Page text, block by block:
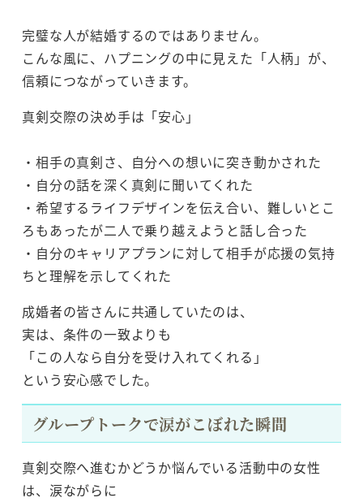
完璧な人が結婚するのではありません。
こんな風に、ハプニングの中に見えた「人柄」が、
信頼につながっていきます。
真剣交際の決め手は「安心」
・相手の真剣さ、自分への想いに突き動かされた
・自分の話を深く真剣に聞いてくれた
・希望するライフデザインを伝え合い、難しいとこ
ろもあったが二人で乗り越えようと話し合った
・自分のキャリアプランに対して相手が応援の気持
ちと理解を示してくれた
成婚者の皆さんに共通していたのは、
実は、条件の一致よりも
「この人なら自分を受け入れてくれる」
という安心感でした。
グループトークで涙がこぼれた瞬間
真剣交際へ進むかどうか悩んでいる活動中の女性
は、涙ながらに